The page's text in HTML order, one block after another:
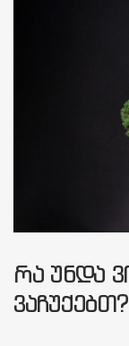
ᲠᲐ ᲣᲜᲓᲐ
ᲕᲐᲩᲣᲥᲔᲑᲗ?